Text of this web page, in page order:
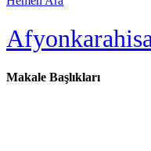
Makale Başlıkları